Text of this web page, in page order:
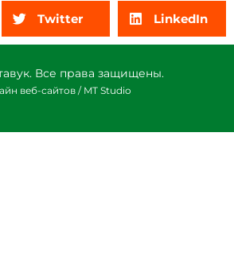
Twitter LinkedIn
Все права защищены.
веб-сайтов / MT Studio